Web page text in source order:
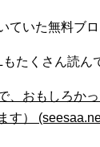
ていた無料ブ
もたくさん読ん
、おもしろか
す）